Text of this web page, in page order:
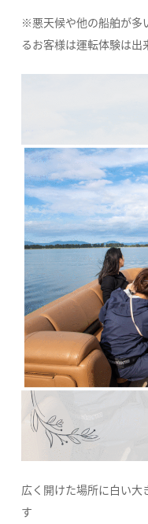
※悪天候や他の船舶が多
るお客様は運転体験は出
広く開けた場所に白い大
す